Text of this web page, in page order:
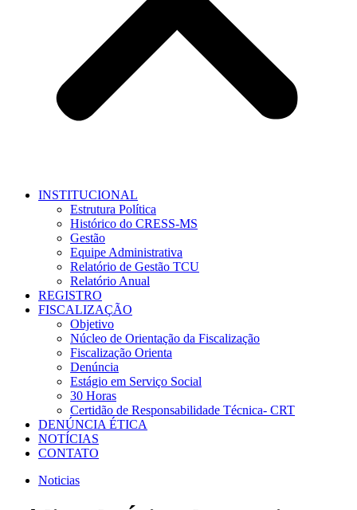
INSTITUCIONAL
Estrutura Política
Histórico do CRESS-MS
Gestão
Equipe Administrativa
Relatório de Gestão TCU
Relatório Anual
REGISTRO
FISCALIZAÇÃO
Objetivo
Núcleo de Orientação da Fiscalização
Fiscalização Orienta
Denúncia
Estágio em Serviço Social
30 Horas
Certidão de Responsabilidade Técnica- CRT
DENÚNCIA ÉTICA
NOTÍCIAS
CONTATO
Noticias